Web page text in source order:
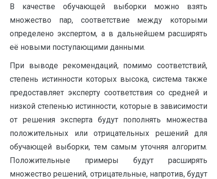
В качестве обучающей выборки можно взять
множество пар, соответствие между которыми
определено экспертом, а в дальнейшем расширять
её новыми поступающими данными.
При выводе рекомендаций, помимо соответствий,
степень истинности которых высока, система также
предоставляет эксперту соответствия со средней и
низкой степенью истинности, которые в зависимости
от решения эксперта будут пополнять множества
положительных или отрицательных решений для
обучающей выборки, тем самым уточняя алгоритм.
Положительные примеры будут расширять
множество решений, отрицательные, напротив, будут